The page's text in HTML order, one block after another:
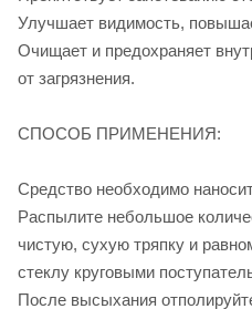
Улучшает видимость,
Очищает и предохраняет
от загрязнения.
СПОСОБ ПРИМЕНЕНИЯ:
Средство необходимо
Распылите небольшое
чистую, сухую тряпку и
стеклу круговыми
После высыхания